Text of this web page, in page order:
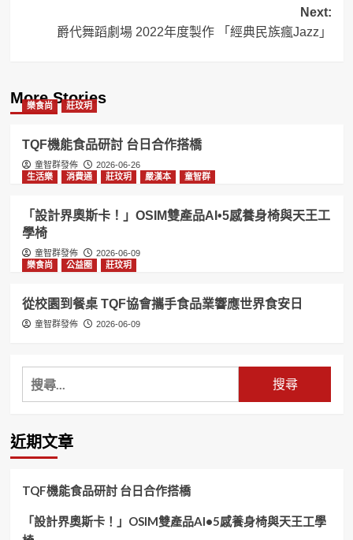
Next:
爵代舞蹈劇場 2022年度製作 「經典民族瘋Jazz」
More Stories
樂食尚 莊玟玥
TQF機能食品研討 台日合作搭橋
童智群發佈
2026-06-26
生活樂
消費通 莊玟玥 嚴漢本 童智群
「設計界奧斯卡！」OSIM雙產品AI•5感養身椅與天王工
學椅
童智群發佈
2026-06-09
樂食尚
公益圈 莊玟玥
從校園到餐桌 TQF協會攜手食品業響應世界食安日
童智群發佈 2026-06-09
搜
尋
鍵
字:
近期文章
TQF機能食品研討 台日合作搭橋
「設計界奧斯卡！」OSIM雙產品AI•5感養身椅與天王工學